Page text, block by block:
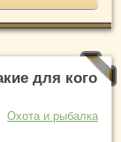
для кого
Охота и рыбалка